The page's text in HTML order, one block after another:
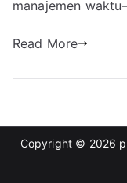
manajemen
Read More
Copyright © 2026